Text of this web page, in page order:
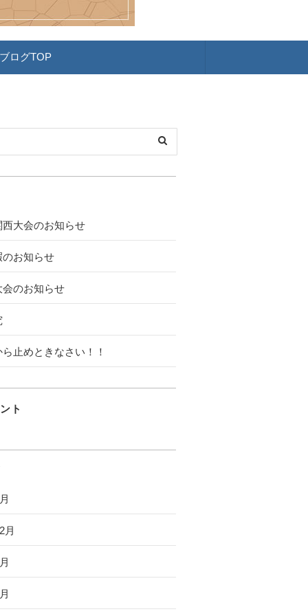
ブログTOP
西大会のお知らせ
のお知らせ
会のお知らせ
止めときなさい！！
ト
月